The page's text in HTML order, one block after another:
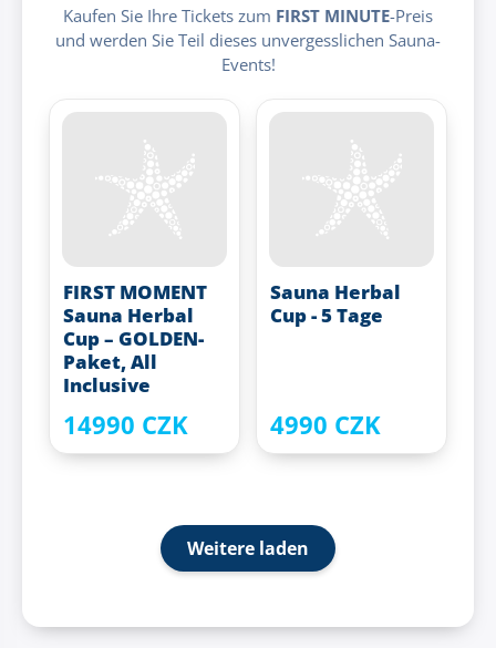
Kaufen Sie Ihre Tickets zum FIRST MINUTE-Preis
und werden Sie Teil dieses unvergesslichen Sauna-
Events!
FIRST MOMENT
Sauna Herbal
Cup – GOLDEN-
Paket, All
Inclusive
14990 CZK
Sauna Herbal
Cup - 5 Tage
4990 CZK
Weitere laden